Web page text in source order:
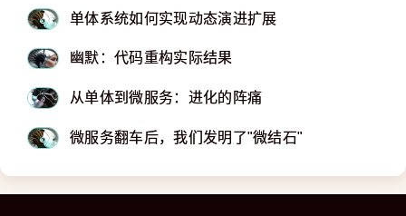
单体系统如何实现动态演进扩展
幽默：代码重构实际结果
从单体到微服务：进化的阵痛
微服务翻车后，我们发明了"微结石"